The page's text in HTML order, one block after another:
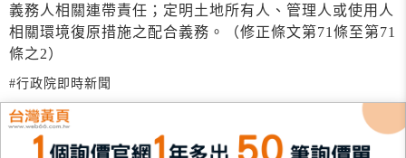
義務人相關連帶責任；定明土地所有人、管理人或使用人
相關環境復原措施之配合義務。（修正條文第71條至第71
條之2）
#行政院即時新聞